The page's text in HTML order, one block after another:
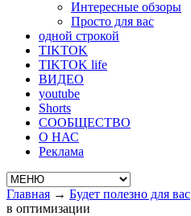
Интересные обзоры
Просто для вас
одной строкой
TIKTOK
TIKTOK life
ВИДЕО
youtube
Shorts
СООБЩЕСТВО
О НАС
Реклама
Главная → Будет полезно для вас
в оптимизации